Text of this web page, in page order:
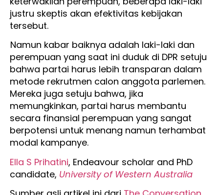
justru skeptis akan efektivitas kebijakan
tersebut.
Namun kabar baiknya adalah laki-laki dan
perempuan yang saat ini duduk di DPR setuju
bahwa partai harus lebih transparan dalam
metode rekrutmen calon anggota parlemen.
Mereka juga setuju bahwa, jika
memungkinkan, partai harus membantu
secara finansial perempuan yang sangat
berpotensi untuk menang namun terhambat
modal kampanye.
Ella S Prihatini, Endeavour scholar and PhD
candidate, University of Western Australia